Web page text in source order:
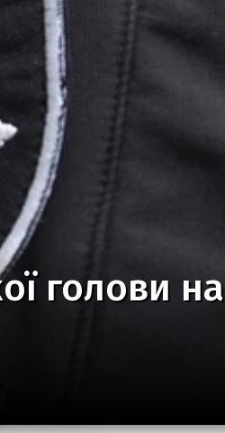
голови на